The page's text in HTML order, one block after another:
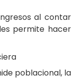
al contar
permite hacer
poblacional, la